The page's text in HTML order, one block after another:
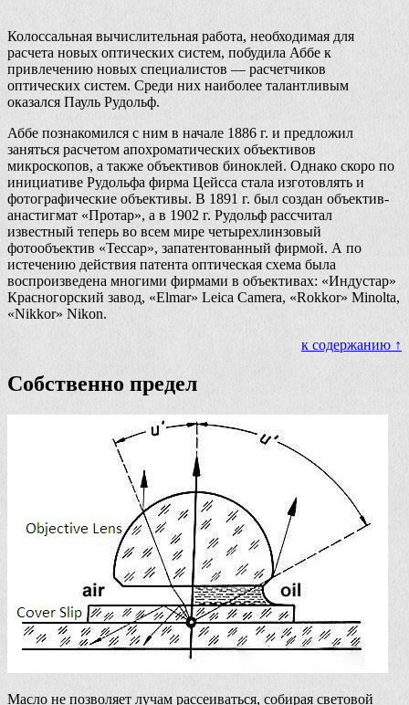
Колоссальная вычислительная работа, необходимая для
расчета новых оптических систем, побудила Аббе к
привлечению новых специалистов — расчетчиков
оптических систем. Среди них наиболее талантливым
оказался Пауль Рудольф.
Аббе познакомился с ним в начале 1886 г. и предложил
заняться расчетом апохроматических объективов
микроскопов, а также объективов биноклей. Однако скоро по
инициативе Рудольфа фирма Цейсса стала изготовлять и
фотографические объективы. В 1891 г. был создан объектив-
анастигмат «Протар», а в 1902 г. Рудольф рассчитал
известный теперь во всем мире четырехлинзовый
фотообъектив «Тессар», запатентованный фирмой. А по
истечению действия патента оптическая схема была
воспроизведена многими фирмами в объективах: «Индустар»
Красногорский завод, «Elmar» Leica Camera, «Rokkor» Minolta,
«Nikkor» Nikon.
к содержанию ↑
Собственно предел
Масло не позволяет лучам рассеиваться, собирая световой